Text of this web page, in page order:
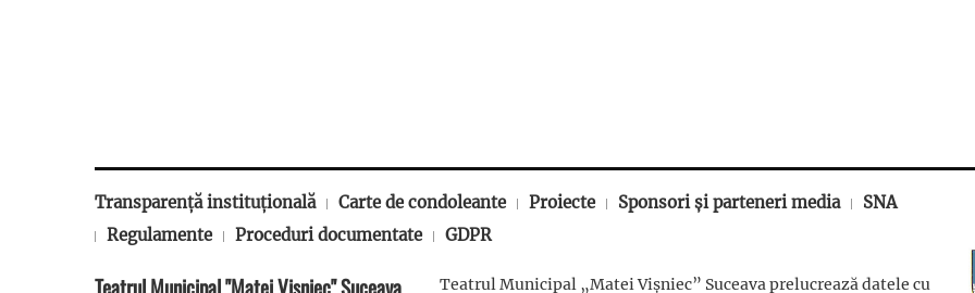
Transparență instituțională Carte de condoleante Proiecte Sponsori și parteneri media
SNA
Regulamente
Proceduri documentate GDPR
Teatrul Municipal „Matei Vișniec” Suceava prelucrează datele cu